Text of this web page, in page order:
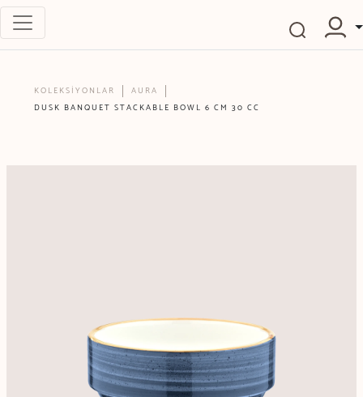
KOLEKSİYONLAR
AURA
DUSK BANQUET STACKABLE BOWL 6 CM 30 CC